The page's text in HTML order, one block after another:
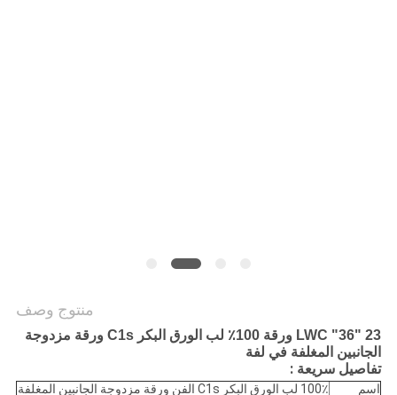
منتوج وصف
23 "36" LWC ورقة 100٪ لب الورق البكر C1s ورقة مزدوجة
الجانبين المغلفة في لفة
تفاصيل سريعة :
اسم
100٪ لب الورق البكر C1s الفن ورقة مزدوجة الجانبين المغلفة